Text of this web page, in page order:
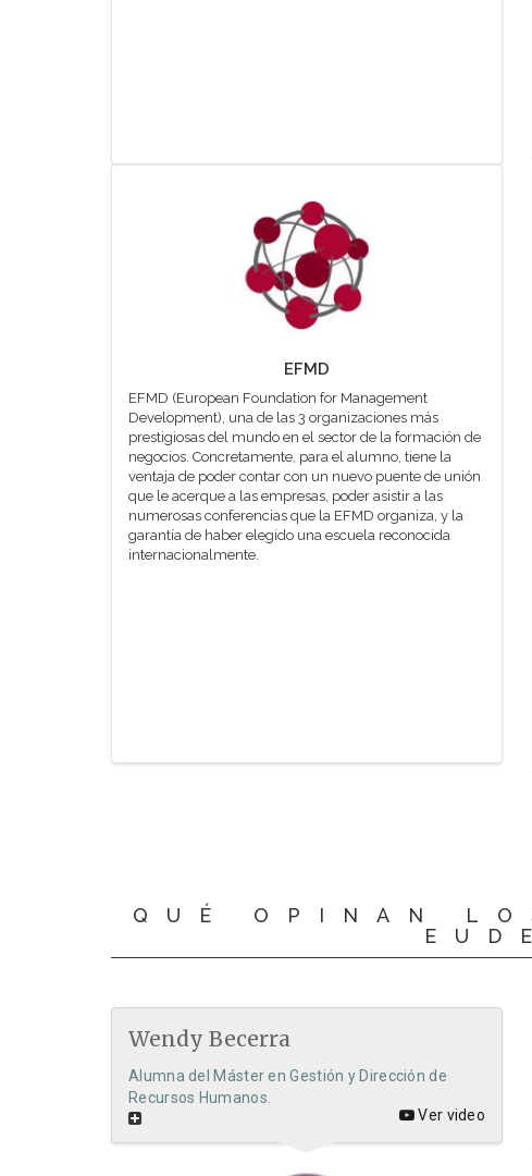
EFMD
EFMD (European Foundation for Management
Development), una de las 3 organizaciones más
prestigiosas del mundo en el sector de la formación de
negocios. Concretamente, para el alumno, tiene la
ventaja de poder contar con un nuevo puente de unión
que le acerque a las empresas, poder asistir a las
numerosas conferencias que la EFMD organiza, y la
garantía de haber elegido una escuela reconocida
internacionalmente.
QUÉ OPINAN
Wendy Becerra
Alumna del Máster en Gestión y Dirección de
Recursos Humanos.
Ver video